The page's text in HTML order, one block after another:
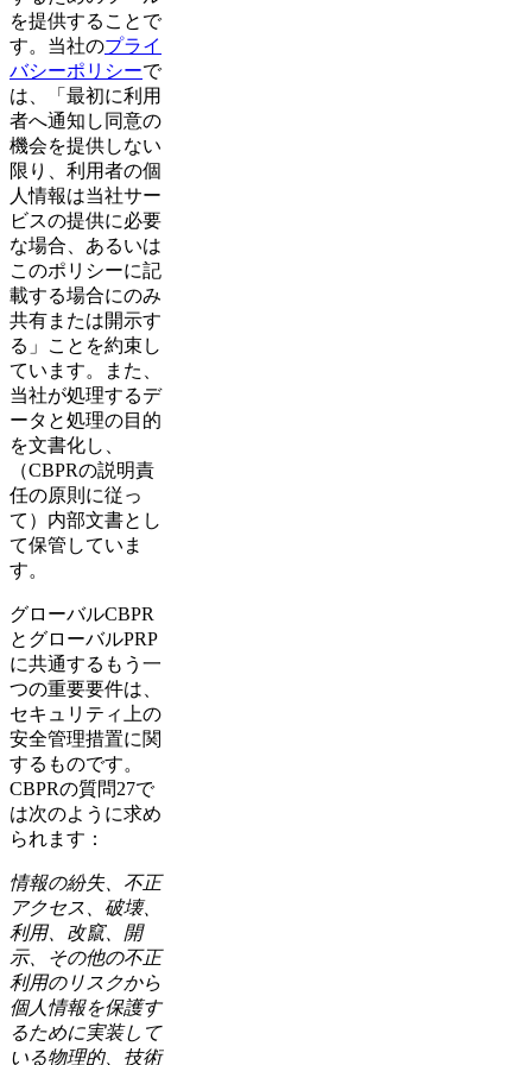
を提供することで
す。当社のプライ
バシーポリシーで
は、「最初に利用
者へ通知し同意の
機会を提供しない
限り、利用者の個
人情報は当社サー
ビスの提供に必要
な場合、あるいは
このポリシーに記
載する場合にのみ
共有または開示す
る」ことを約束し
ています。また、
当社が処理するデ
ータと処理の目的
を文書化し、
（CBPRの説明責
任の原則に従っ
て）内部文書とし
て保管していま
す。
グローバルCBPR
とグローバルPRP
に共通するもう一
つの重要要件は、
セキュリティ上の
安全管理措置に関
するものです。
CBPRの質問27で
は次のように求め
られます：
情報の紛失、不正
アクセス、破壊、
利用、改竄、開
示、その他の不正
利用のリスクから
個人情報を保護す
るために実装して
いる物理的、技術